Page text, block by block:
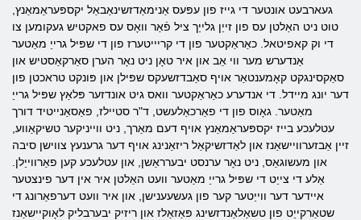
געארבעט אונטער די גייז פון עפּעס אַנימאַדזשינאַבאַל יקספּעראַמאַנץ,
טוט ניט האַלטן עס פון זייַן גלייַך ציל פֿאַר וואָס עס פאקטיש געקומען צו
די וק קאפיטאל. כאַראַקטער פון די קריייטערז פון די שפּיל גרייַ מאַטער
אַנדערש מער ווי אַב און איר טאָן ניט נאָר הערן סאַרקאַסטיש און
סאַקסינגקט קאָמענטאַר אויף סאַבדזשעקס שפּילן און פּונקט טראכטן פון
דער יונג מיידל. די אנדערע כאַראַקטער וואס גיט אונדזער פּלאַץ שפּיל גרייַ
מאַטער. גאָוס פון די פאַרכאַלעשט, ד"ר סטיילז, פאַסאַנייטיד דורך
עטלעכע בייז יקספּעראַמאַנץ אויף דעם מאַרך, ניט ווייניקער טשיקאַווע,
זיין אַבזערוויישאַנז און לאַדזשיקאַל ריזאַנינג אויף דער גרענעץ צווישן סיבה
און מעשוגאַס, ניט נאָר ערנסט יבערראַשן, און עטלעכע קען פאַרווייַלן.
אַלע די צייַט די שפּיל גרייַ מאַטער וועט האַלטן איר אין דער פינצטער
איידער דער ווייַטער קער פון געשעענישן, און איר וועט דערפאַרונג די
שטאַרקייַט פון טשאַלאַנדזשינג פּאַזאַלז און ריזיק יבערבליק לאָוקיישאַנז